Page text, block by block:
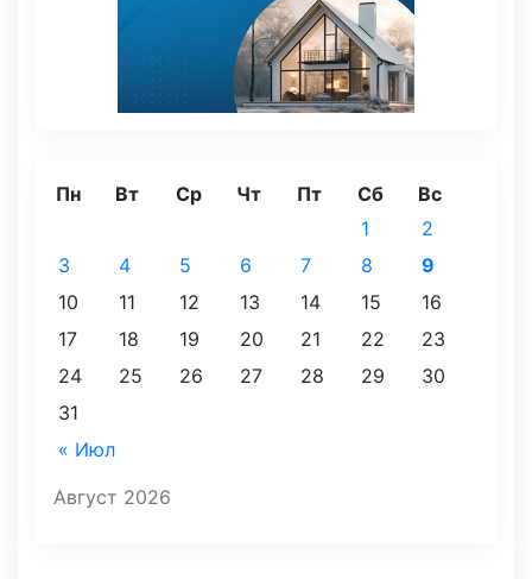
Август 2026
Пн Вт Ср Чт Пт Сб Вс
« Июл
1
2
3
4 5 6 7 8
9
10
11 12 13 14 15
16
17
18 19 20 21 22
23
24
25 26 27 28 29
30
31